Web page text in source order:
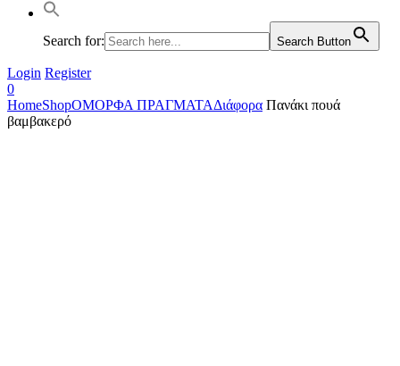
Search for: Search Button
Login Register
0
HomeShopΟΜΟΡΦΑ ΠΡΑΓΜΑΤΑΔιάφορα Πανάκι πουά
βαμβακερό